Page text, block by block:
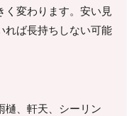
く変わります。安い見
れば長持ちしない可能
樋、軒天、シーリン